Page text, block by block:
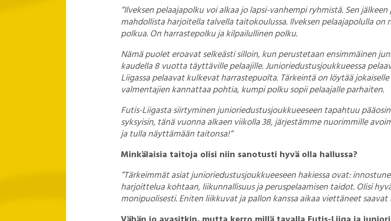
”Ilveksen pelaajapolku voi alkaa jo lapsi-vanhempi ryhmistä. Sen
mahdollista harjoitella talvella taitokoulussa. Ilveksen pelaajapolulla
polkua. On harrastepolku ja kilpailullinen polku.
Nämä puolet eroavat selkeästi silloin, kun perustetaan ensimmäinen
kaudella 8 vuotta täyttäville pelaajille. Junioriedustusjoukkueessa
Liigassa pelaavat kulkevat harrastepuolta. Tärkeintä on löytää
valmentajien kannattaa pohtia, kumpi polku sopii pelaajalle parhaiten.
Futis-Liigasta siirtyminen junioriedustusjoukkueeseen tapahtuu
syksyisin, tänä vuonna alkaen viikolla 38, järjestämme nuorimmille
ja tulla näyttämään taitonsa!”
Minkälaisia taitoja olisi niin sanotusti hyvä olla hallussa?
”Tärkeimmät asiat junioriedustusjoukkueeseen hakiessa ovat:
harjoittelua kohtaan, liikunnallisuus ja peruspelaamisen taidot. Olisi
monipuolisesti. Eniten liikkuvat ja pallon kanssa aikaa viettäneet